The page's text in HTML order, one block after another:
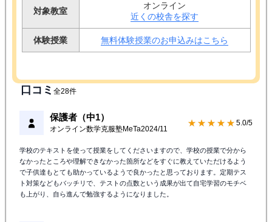
対象教室
オンライン
近くの校舎を探す
体験授業 無料体験授業のお申込みはこちら
口コミ 全28件
保護者（中1）
オンライン数学克服塾MeTa2024/11
★★★★★ 5.0/5
学校のテキストを使って授業をしてくださいますので、学校の授業で分から
なかったところや理解できなかった箇所などをすぐに教えていただけるよう
で子供達もとても助かっているようで良かったと思っております。定期テス
ト対策などもバッチリで、テストの点数という成果が出て自宅学習のモチベ
も上がり、自ら進んで勉強するようになりました。